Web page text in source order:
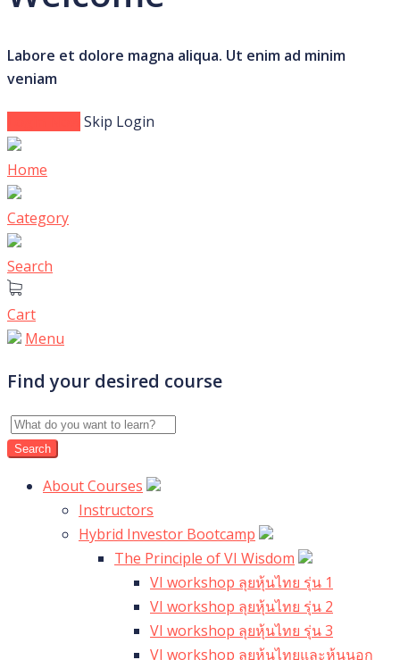
Labore et dolore magna aliqua. Ut enim ad minim
veniam
Skip Login
Home
Category
Search
Cart
Menu
Find your desired course
About Courses
Instructors
Hybrid Investor Bootcamp
The Principle of VI Wisdom
VI workshop ลุยหุ้นไทย รุ่น 1
VI workshop ลุยหุ้นไทย รุ่น 2
VI workshop ลุยหุ้นไทย รุ่น 3
VI workshop ลุยหุ้นไทยและหุ้นนอก